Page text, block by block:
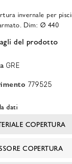
invernale per
Dim: Ø 440
del prodotto
GRE
779525
dati
COPERTURA
COPERTURA